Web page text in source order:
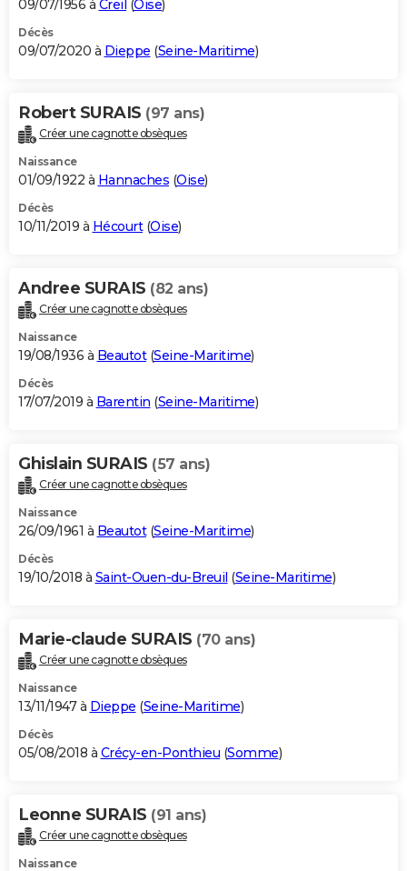
09/07/1956 à Creil (Oise)
Décès
09/07/2020 à Dieppe (Seine-Maritime)
Robert SURAIS (97 ans)
Créer une cagnotte obsèques
Naissance
01/09/1922 à Hannaches (Oise)
Décès
10/11/2019 à Hécourt(Oise)
Andree SURAIS (82 ans)
Créer une cagnotte obsèques
Naissance
19/08/1936 à Beautot(Seine-Maritime)
Décès
17/07/2019 à Barentin (Seine-Maritime)
Ghislain SURAIS (57 ans)
Créer une cagnotte obsèques
Naissance
26/09/1961 à Beautot(Seine-Maritime)
Décès
19/10/2018 à Saint-Ouen-du-Breuil (Seine-Maritime)
Marie-claude SURAIS (70 ans)
Créer une cagnotte obsèques
Naissance
13/11/1947 à Dieppe (Seine-Maritime)
Décès
05/08/2018 à Crécy-en-Ponthieu (Somme)
Leonne SURAIS (91 ans)
Créer une cagnotte obsèques
Naissance